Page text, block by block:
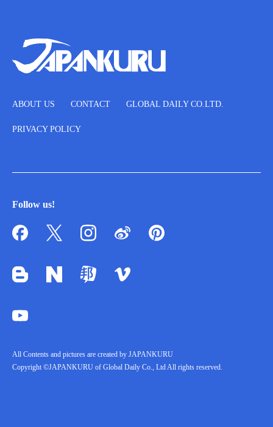
ABOUT US CONTACT GLOBAL DAILY CO.LTD.
PRIVACY POLICY
Follow us!
All Contents and pictures are created by JAPANKURU
Copyright ©JAPANKURU of Global Daily Co., Ltd All rights reserved.